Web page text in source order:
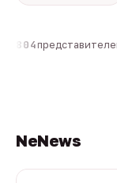
804представителей
NeNews